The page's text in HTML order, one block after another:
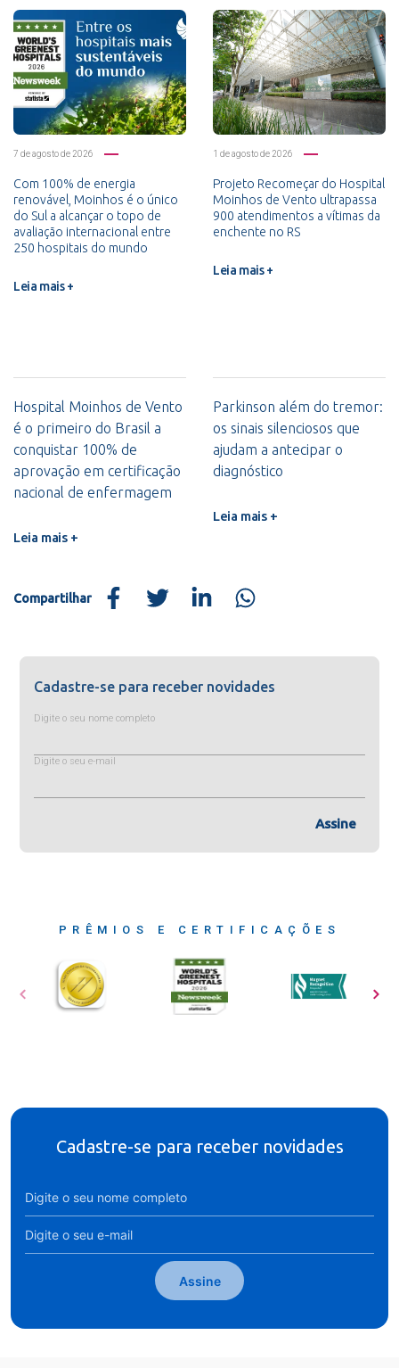
7 de agosto de 2026
Com 100% de energia
renovável, Moinhos é o único
do Sul a alcançar o topo de
avaliação internacional entre
250 hospitais do mundo
Leia mais +
1 de agosto de 2026
Projeto Recomeçar do Hospital
Moinhos de Vento ultrapassa
900 atendimentos a vítimas da
enchente no RS
Leia mais +
Hospital Moinhos de Vento
é o primeiro do Brasil a
conquistar 100% de
aprovação em certificação
nacional de enfermagem
Leia mais +
Parkinson além do tremor:
os sinais silenciosos que
ajudam a antecipar o
diagnóstico
Leia mais +
Compartilhar
Cadastre-se para receber novidades
Digite o seu nome completo
Digite o seu e-mail
Assine
PRÊMIOS E CERTIFICAÇÕES
Cadastre-se para receber novidades
Assine